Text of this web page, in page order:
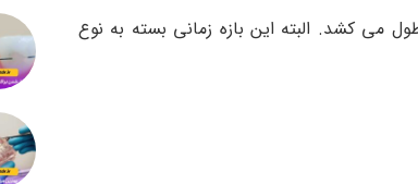
ارتودنسی بین ۶ ماه تا ۳ سال متغیر است و به طور میانگین حدود ۱.۵ سال طول می کشد. البته این بازه زمانی بسته به نوع